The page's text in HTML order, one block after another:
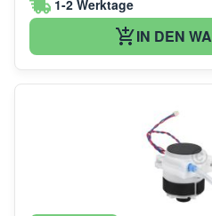
1-2 Werktage
IN DEN